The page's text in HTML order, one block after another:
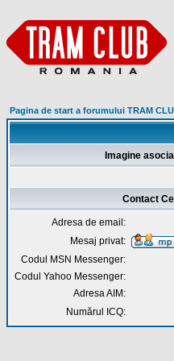
Pagina de start a forumului TRAM
Imagine
Contact
Adresa de email:
Mesaj privat:
Codul MSN Messenger:
Codul Yahoo Messenger:
Adresa AIM:
Numărul ICQ: